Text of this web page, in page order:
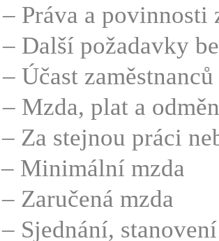
– Práva a povinnosti
– Další požadavky
– Účast
– Mzda, plat a
– Za stejnou práci
– Minimální mzda
– Zaručená mzda
– Sjednání,